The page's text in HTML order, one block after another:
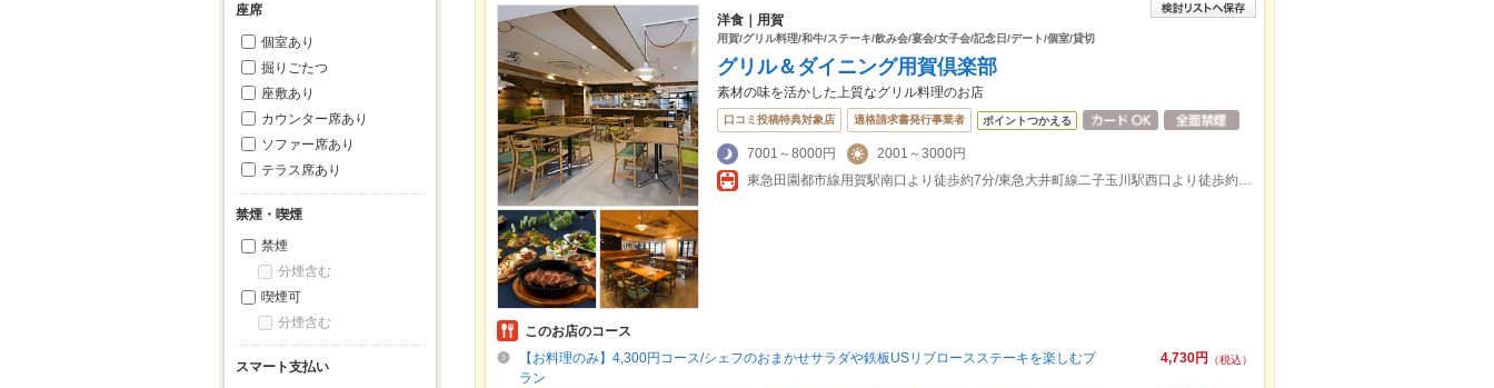
座席
個室あり
掘りごたつ
座敷あり
カウンター席あり
ソファー席あり
テラス席あり
禁煙・喫煙
禁煙
分煙含む
喫煙可
分煙含む
スマート支払い
洋食｜用賀
用賀/グリル料理/和牛/ステーキ/飲み会/宴会/女子会/記念日/デート/個室/貸切
グリル＆ダイニング用賀倶楽部
素材の味を活かした上質なグリル料理のお店
口コミ投稿特典対象店 適格請求書発行事業者 ポイントつかえる
7001～8000円
2001～3000円
東急田園都市線用賀駅南口より徒歩約7分/東急大井町線二子玉川駅西口より徒歩約27分
このお店のコース
4,730円
（税込）
【お料理のみ】4,300円コース/シェフのおまかせサラダや鉄板USリブロースステーキを楽しむプ
ラン